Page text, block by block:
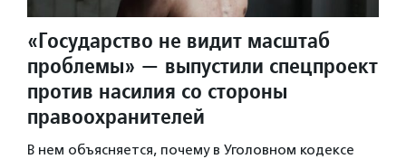
«Государство не видит масштаб
проблемы» — выпустили спецпроект
против насилия со стороны
правоохранителей
В нем объясняется, почему в Уголовном кодексе